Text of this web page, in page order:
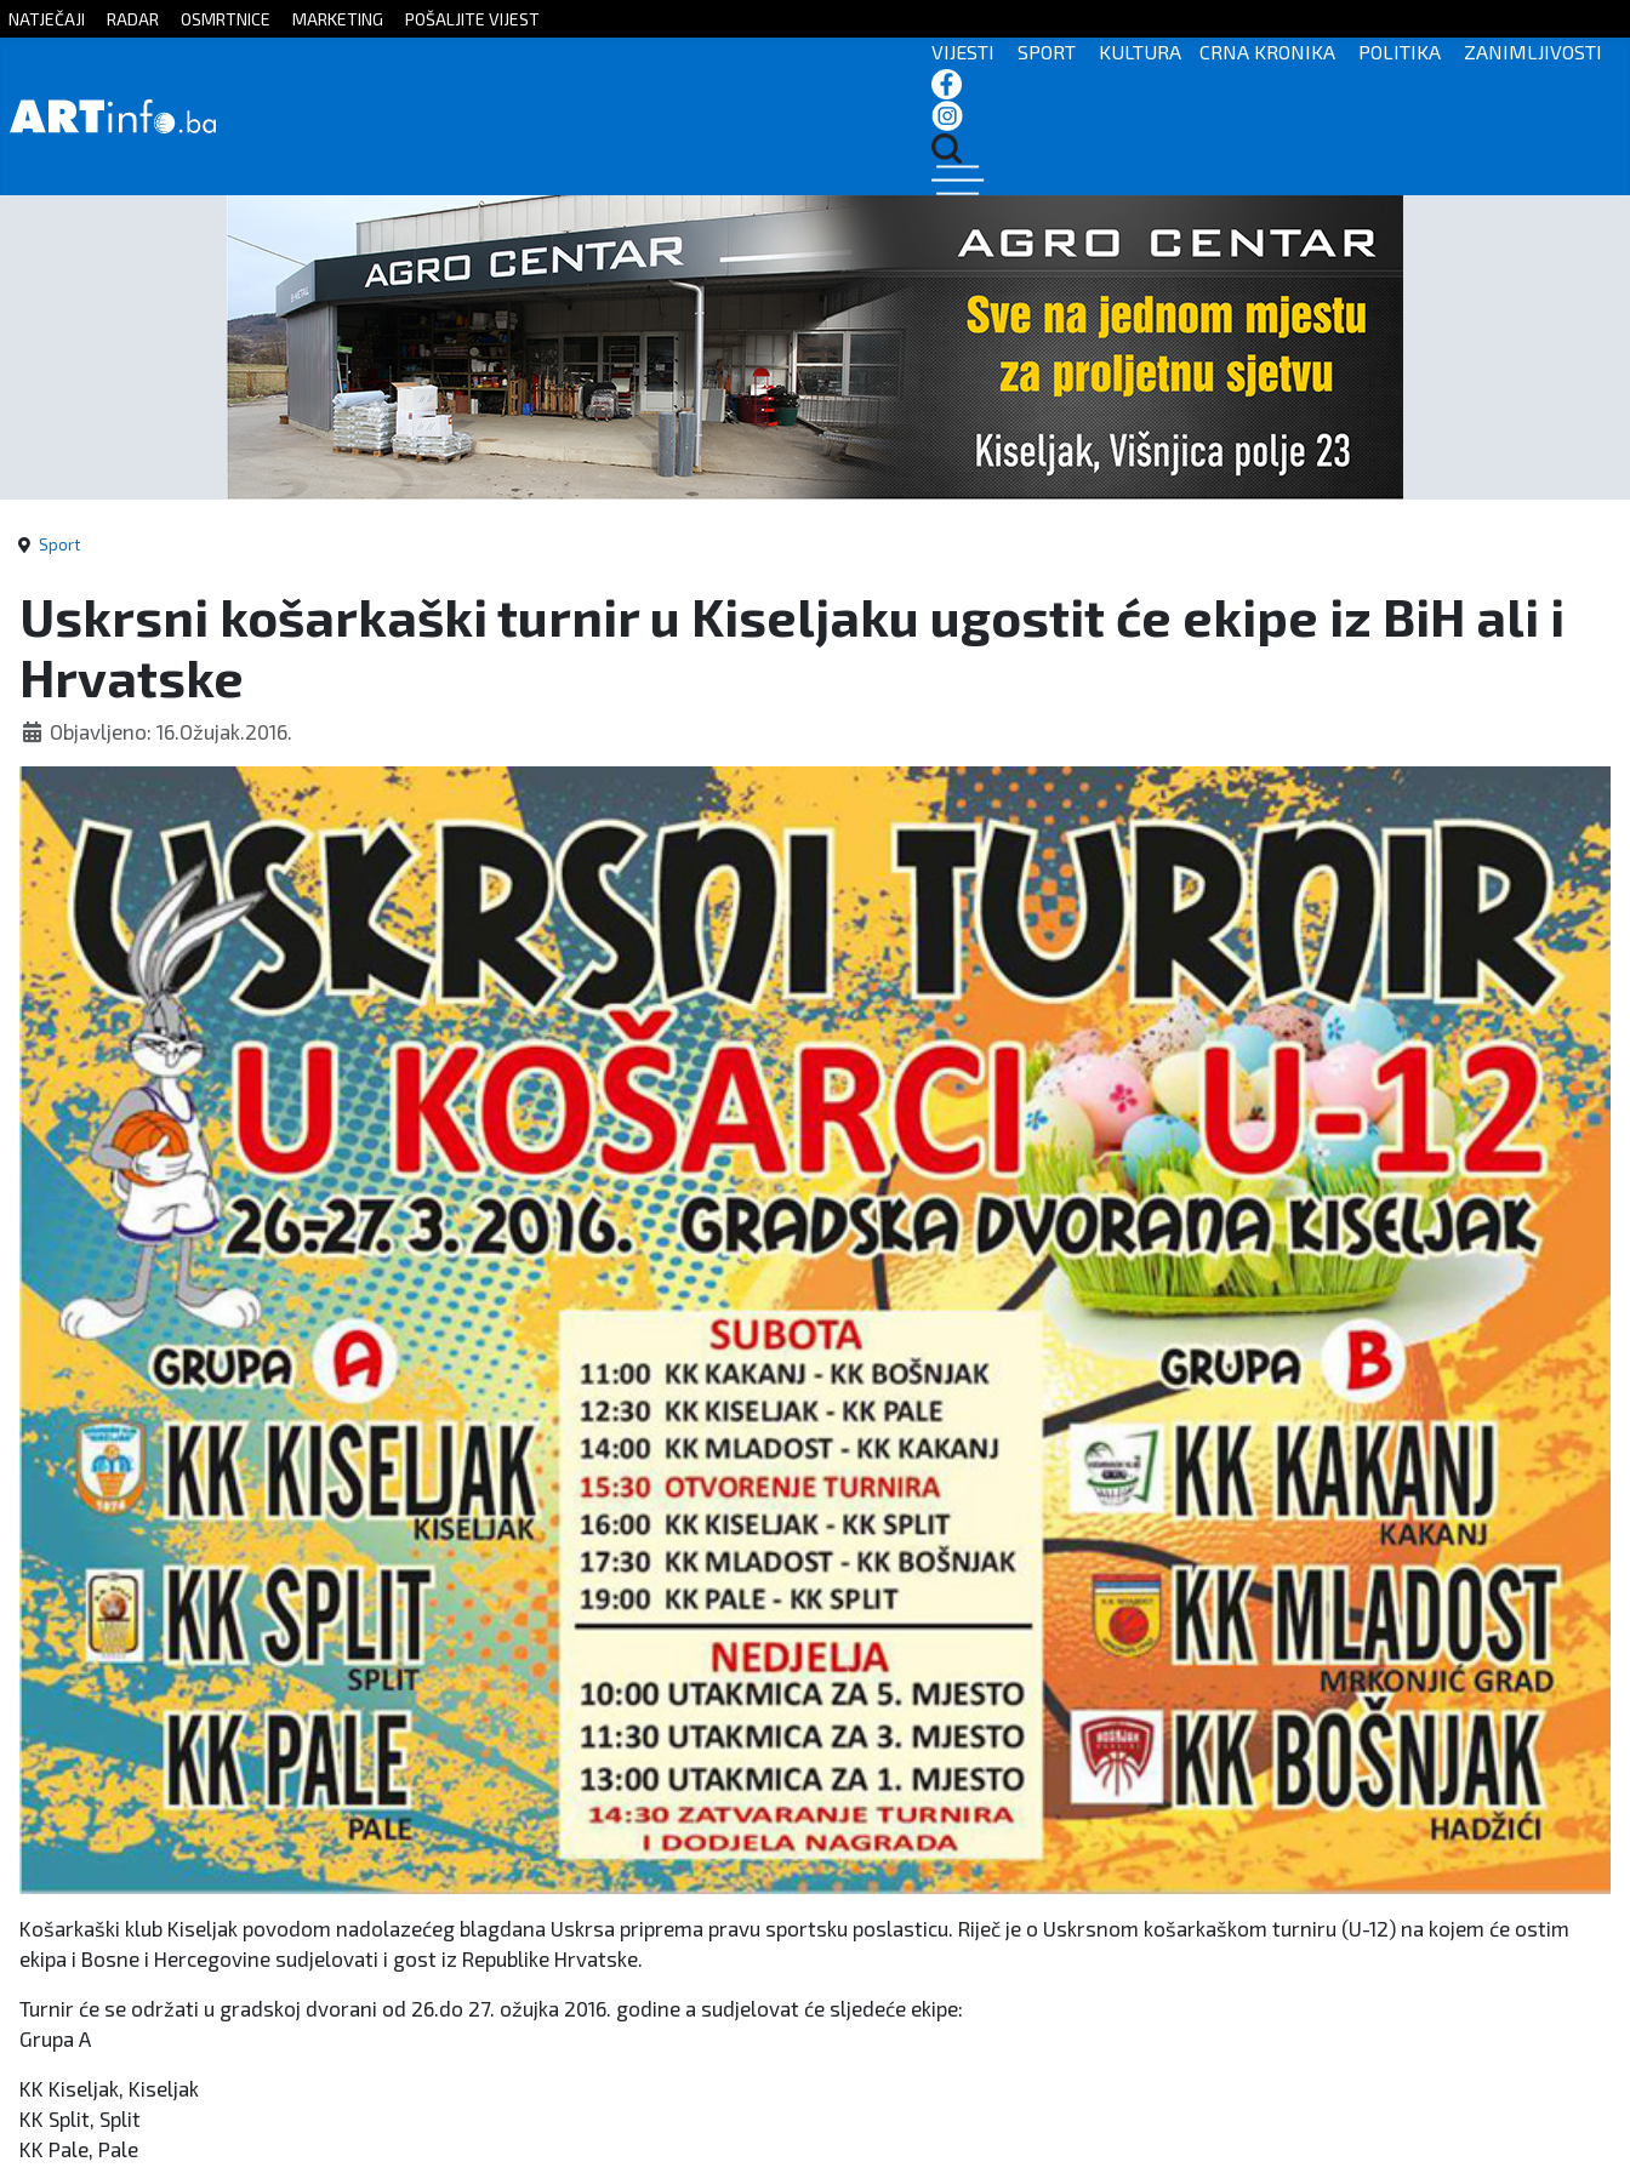
Početna
Zanimljivosti
NATJEČAJI RADAR OSMRTNICE MARKETING POŠALJITE VIJEST
VIJESTI SPORT KULTURA CRNA KRONIKA POLITIKA ZANIMLJIVOSTI
Sport
Uskrsni košarkaški turnir u Kiseljaku ugostit će ekipe iz BiH ali i
Hrvatske
Objavljeno: 16.Ožujak.2016.
Košarkaški klub Kiseljak povodom nadolazećeg blagdana Uskrsa priprema pravu sportsku poslasticu. Riječ je o Uskrsnom košarkaškom turniru (U-12) na kojem će ostim
ekipa i Bosne i Hercegovine sudjelovati i gost iz Republike Hrvatske.
Turnir će se održati u gradskoj dvorani od 26.do 27. ožujka 2016. godine a sudjelovat će sljedeće ekipe:
Grupa A
KK Kiseljak, Kiseljak
KK Split, Split
KK Pale, Pale